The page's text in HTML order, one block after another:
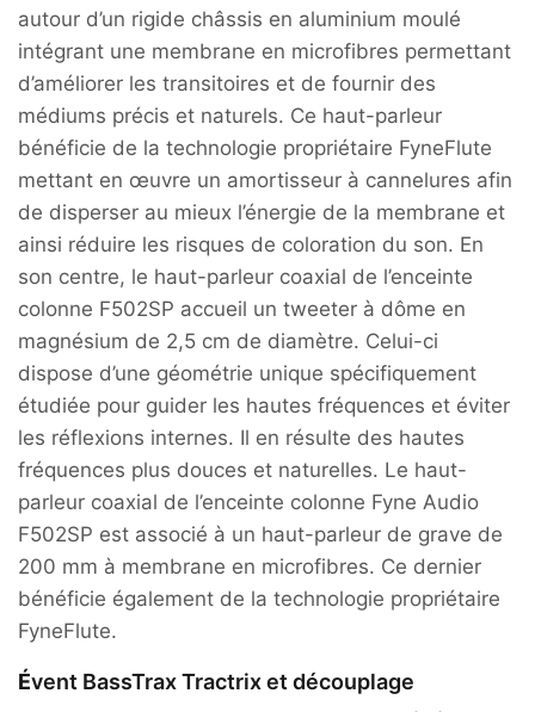
autour d’un rigide châssis en aluminium moulé
intégrant une membrane en microfibres permettant
d’améliorer les transitoires et de fournir des
médiums précis et naturels. Ce haut-parleur
bénéficie de la technologie propriétaire FyneFlute
mettant en œuvre un amortisseur à cannelures afin
de disperser au mieux l’énergie de la membrane et
ainsi réduire les risques de coloration du son. En
son centre, le haut-parleur coaxial de l’enceinte
colonne F502SP accueil un tweeter à dôme en
magnésium de 2,5 cm de diamètre. Celui-ci
dispose d’une géométrie unique spécifiquement
étudiée pour guider les hautes fréquences et éviter
les réflexions internes. Il en résulte des hautes
fréquences plus douces et naturelles. Le haut-
parleur coaxial de l’enceinte colonne Fyne Audio
F502SP est associé à un haut-parleur de grave de
200 mm à membrane en microfibres. Ce dernier
bénéficie également de la technologie propriétaire
FyneFlute.
Évent BassTrax Tractrix et découplage